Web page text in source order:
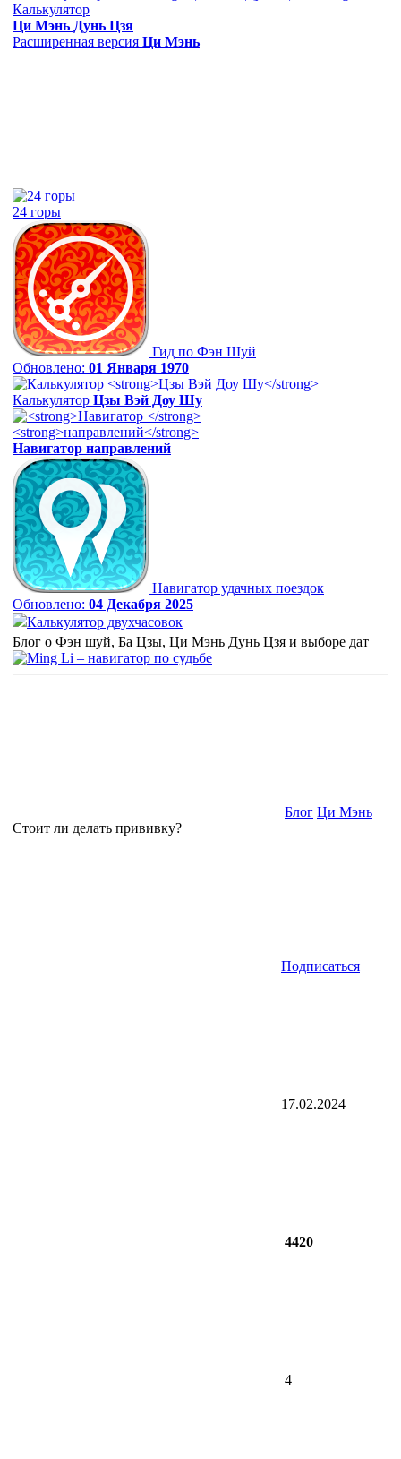
Калькулятор
Ци Мэнь Дунь Цзя
Расширенная версия Ци Мэнь
24 горы
Гид по Фэн Шуй
Обновлено: 01 Января 1970
Калькулятор Цзы Вэй Доу Шу
Навигатор направлений
Навигатор удачных поездок
Обновлено: 04 Декабря 2025
Калькулятор двухчасовок
Блог о Фэн шуй, Ба Цзы, Ци Мэнь Дунь Цзя и выборе дат
Блог Ци Мэнь
Стоит ли делать прививку?
Подписаться
17.02.2024
4420
4